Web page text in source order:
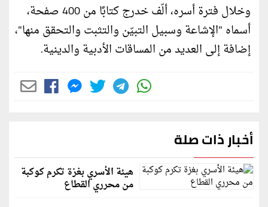
وخلال فترة أسره، ألّف خدرج كتابًا من 400 صفحة،
أسماه "الإشاعة وسبيل التبيّن والتثبت والتحقق منها"،
إضافة إلى العديد من المساقات الأدبية والدينية.
أخبار ذات صلة
هيئة الأسري بغزة تكرم كوكبة
من محرري القطاع